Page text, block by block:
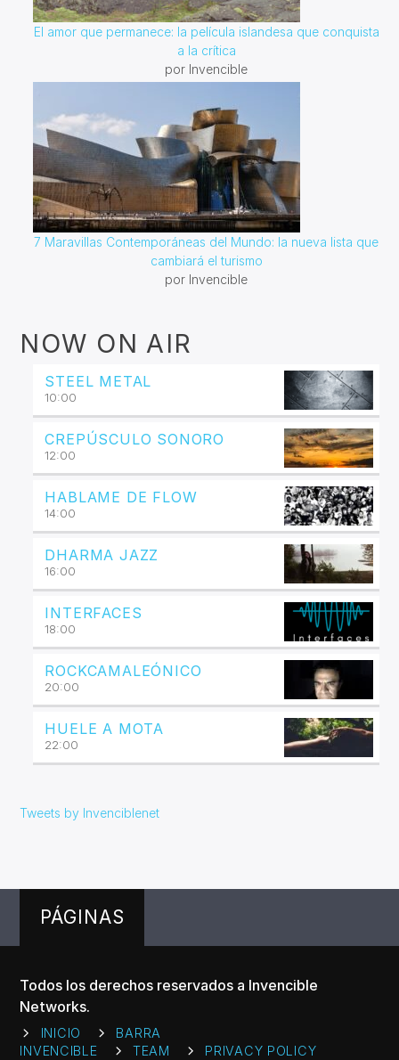
El amor que permanece: la película islandesa que conquista
a la crítica
por Invencible
7 Maravillas Contemporáneas del Mundo: la nueva lista que
cambiará el turismo
por Invencible
NOW ON AIR
STEEL METAL
10:00
CREPÚSCULO SONORO
12:00
HABLAME DE FLOW
14:00
DHARMA JAZZ
16:00
INTERFACES
18:00
ROCKCAMALEÓNICO
20:00
HUELE A MOTA
22:00
Tweets by Invenciblenet
PÁGINAS
Todos los derechos reservados a Invencible
Networks.
INICIO
BARRA
INVENCIBLE
TEAM PRIVACY POLICY